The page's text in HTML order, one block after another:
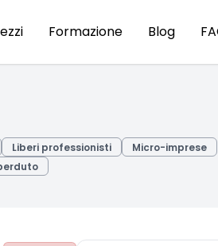
Formazione Blog
Liberi professionisti
Micro-imprese